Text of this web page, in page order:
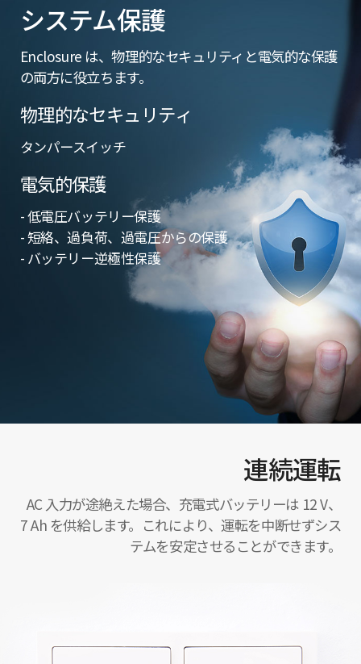
システム保護
Enclosure は、物理的なセキュリティと電気的な保護
の両方に役立ちます。
物理的なセキュリティ
タンパースイッチ
電気的保護
- 低電圧バッテリー保護
- 短絡、過負荷、過電圧からの保護
- バッテリー逆極性保護
連続運転
AC 入力が途絶えた場合、充電式バッテリーは 12 V、
7 Ah を供給します。これにより、運転を中断せずシス
テムを安定させることができます。